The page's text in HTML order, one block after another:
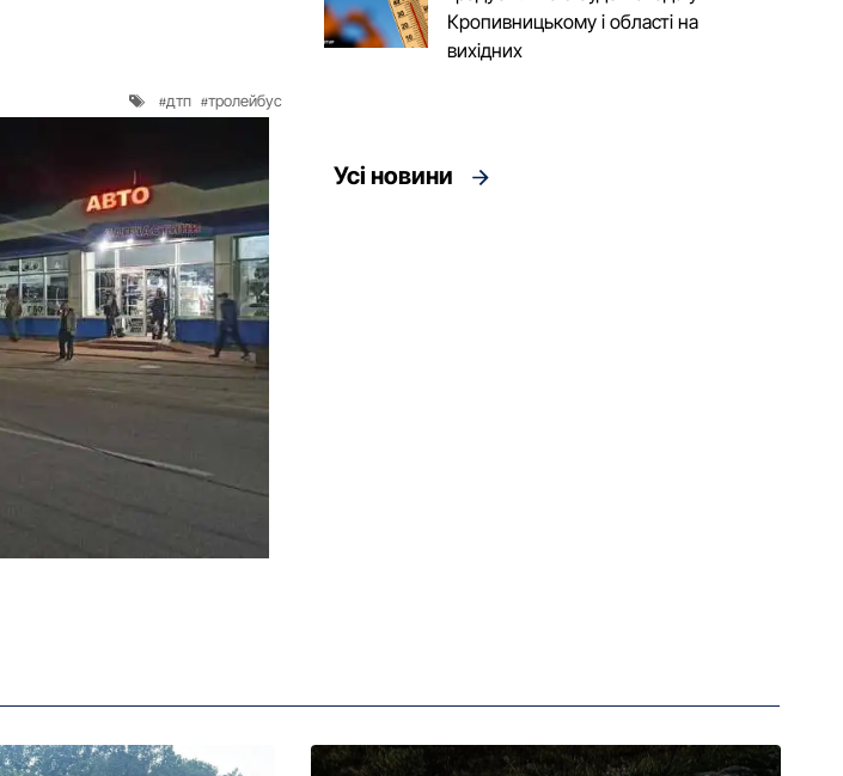
дтп тролейбус
Кропивницькому і області на
вихідних
Усі новини